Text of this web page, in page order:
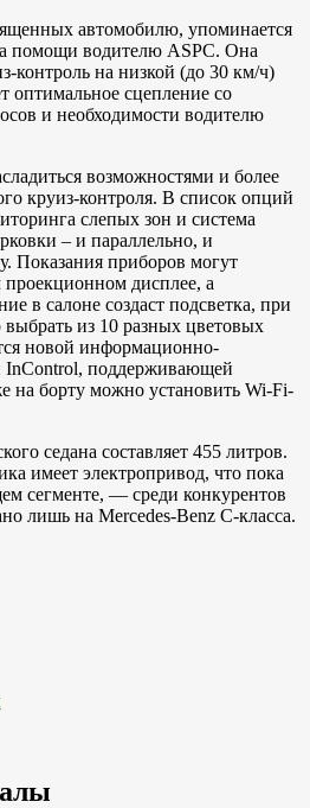
автомобилю, упоминается
помощи водителю ASPC. Она
контроль на низкой (до 30 км/ч)
оптимальное сцепление со
и необходимости водителю
возможностями и более
круиз-контроля. В список опций
слепых зон и система
– и параллельно, и
Показания приборов могут
проекционном дисплее, а
в салоне создаст подсветка, при
из 10 разных цветовых
новой информационно-
InControl, поддерживающей
на борту можно установить Wi-Fi-
седана составляет 455 литров.
имеет электропривод, что пока
сегменте, — среди конкурентов
лишь на Mercedes-Benz С-класса.